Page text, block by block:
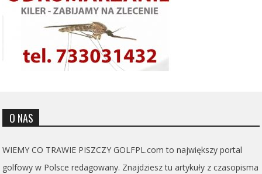
O NAS
WIEMY CO TRAWIE PISZCZY GOLFPL.com to największy portal
golfowy w Polsce redagowany. Znajdziesz tu artykuły z czasopisma